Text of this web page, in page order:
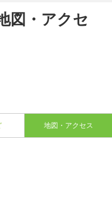
図・アクセ
地図・アクセス